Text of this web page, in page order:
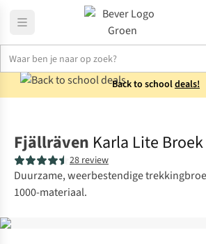
Back to schooldeals!
Fjällräven Karla Lite
28 review
Duurzame, weerbestendige
1000-materiaal.